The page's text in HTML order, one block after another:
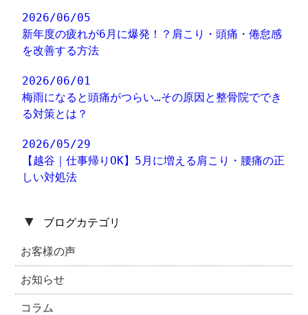
2026/06/05
新年度の疲れが6月に爆発！？肩こり・頭痛・倦怠感
を改善する方法
2026/06/01
梅雨になると頭痛がつらい…その原因と整骨院ででき
る対策とは？
2026/05/29
【越谷｜仕事帰りOK】5月に増える肩こり・腰痛の正
しい対処法
▼ ブログカテゴリ
お客様の声
お知らせ
コラム